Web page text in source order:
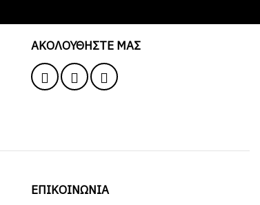
ΑΚΟΛΟΥΘΉΣΤΕ ΜΑΣ
ΕΠΙΚΟΙΝΩΝΙΑ